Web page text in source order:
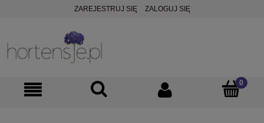
ZAREJESTRUJ SIĘ ZALOGUJ SIĘ